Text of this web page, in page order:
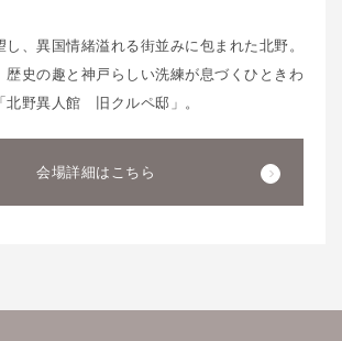
、異国情緒溢れる街並みに包まれた北野。
歴史の趣と神戸らしい洗練が息づくひときわ
北野異人館 旧クルペ邸」。
会場詳細はこちら